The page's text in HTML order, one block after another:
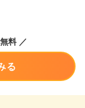
料 ／
る